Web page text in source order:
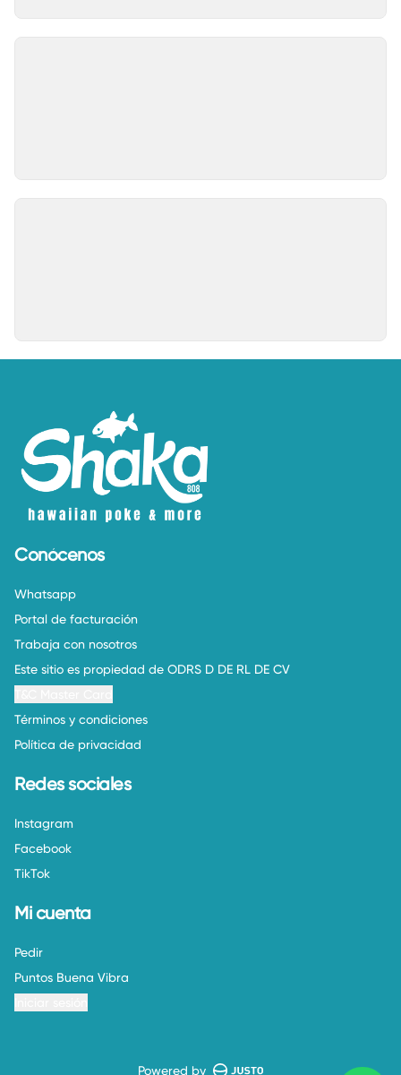
Conócenos
Whatsapp
Portal de facturación
Trabaja con nosotros
Este sitio es propiedad de ODRS D DE RL DE CV
Términos y condiciones
Política de privacidad
Redes sociales
Instagram
Facebook
TikTok
Mi cuenta
Pedir
Puntos Buena Vibra
Powered by